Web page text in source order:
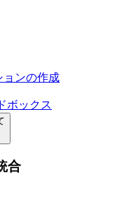
ョンの作成
ボックス
合